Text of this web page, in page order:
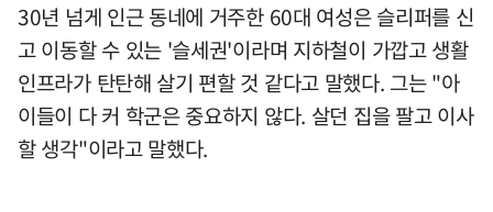
30년 넘게 인근 동네에 거주한 60대 여성은 슬리퍼를 신
고 이동할 수 있는 '슬세권'이라며 지하철이 가깝고 생활
인프라가 탄탄해 살기 편할 것 같다고 말했다. 그는 "아
이들이 다 커 학군은 중요하지 않다. 살던 집을 팔고 이사
할 생각"이라고 말했다.